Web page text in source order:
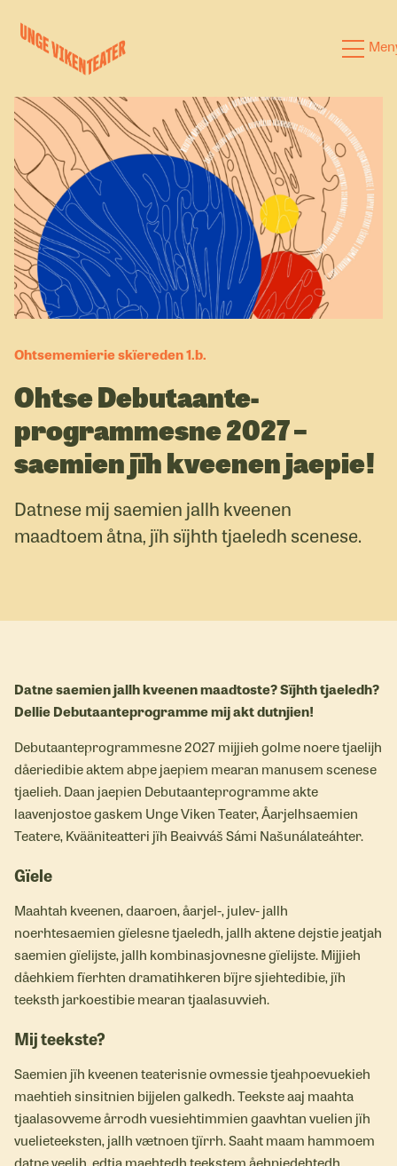
Forestillinger
Kalender
Satsinger
Om oss
Ohtsememierie skïereden 1.b.
Ohtse Debutaante­
programmesne 2027 –
saemien jïh kveenen jaepie!
Datnese mij saemien jallh kveenen
maadtoem åtna, jïh sïjhth tjaeledh scenese.
Datne saemien jallh kveenen maadtoste? Sïjhth tjaeledh?
Dellie Debutaanteprogramme mij akt dutnjien!
Debutaanteprogrammesne 2027 mijjieh golme noere tjaelijh
dåeriedibie aktem abpe jaepiem mearan manusem scenese
tjaelieh. Daan jaepien Debutaanteprogramme akte
laavenjostoe gaskem Unge Viken Teater, Åarjelhsaemien
Teatere, Kvääniteatteri jïh Beaivváš Sámi Našunálateáhter.
Gïele
Maahtah kveenen, daaroen, åarjel-, julev- jallh
noerhtesaemien gïelesne tjaeledh, jallh aktene dejstie jeatjah
saemien gïelijste, jallh kombinasjovnesne gïelijste. Mijjieh
dåehkiem fïerhten dramatihkeren bïjre sjiehtedibie, jïh
teeksth jarkoestibie mearan tjaalasuvvieh.
Mij teekste?
Saemien jïh kveenen teaterisnie ovmessie tjeahpoevuekieh
maehtieh sinsitnien bijjelen galkedh. Teekste aaj maahta
tjaalasovveme årrodh vuesiehtimmien gaavhtan vuelien jïh
vuelieteeksten, jallh vætnoen tjïrrh. Saaht maam hammoem